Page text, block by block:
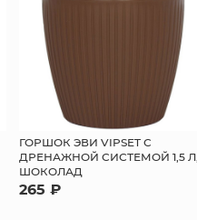
ГОРШОК ЭВИ VIPSET С
ДРЕНАЖНОЙ СИСТЕМОЙ 1,5 Л,
ШОКОЛАД
265 ₽